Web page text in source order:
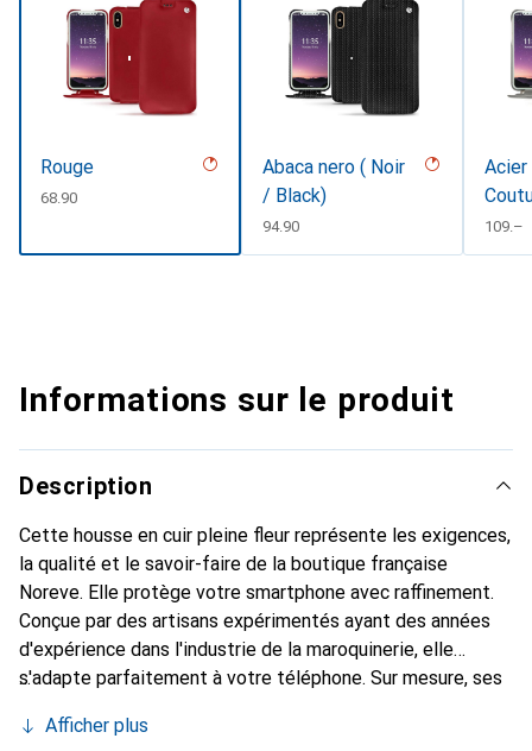
Rouge
CHF
68.90
Abaca nero ( Noir
/ Black)
CHF
94.90 CHF
109.–
Informations sur le produit
Description
Cette housse en cuir pleine fleur représente les exigences,
la qualité et le savoir-faire de la boutique française
Noreve. Elle protège votre smartphone avec raffinement.
Conçue par des artisans expérimentés ayant des années
d'expérience dans l'industrie de la maroquinerie, elle
s'adapte parfaitement à votre téléphone. Sur mesure, ses
peau. Elle devient l'accessoire chic et indispensable pour
Afficher plus